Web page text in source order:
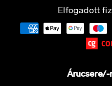
Elfogadott
Árucsere/-